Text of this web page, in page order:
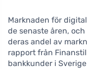
Marknaden för
de senaste åren,
deras andel av
rapport från
bankkunder i